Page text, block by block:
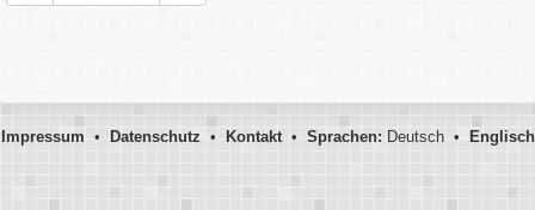
Impressum • Datenschutz • Kontakt• Sprachen:Deutsch • Englisch